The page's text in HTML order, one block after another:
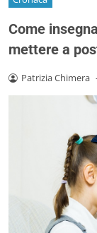
Come
mettere a
Patrizia Chimera